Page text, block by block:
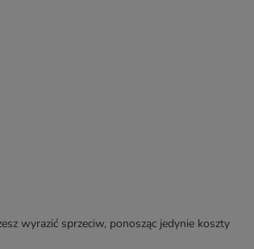
wyrazić sprzeciw, ponosząc jedynie koszty